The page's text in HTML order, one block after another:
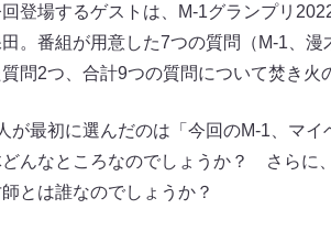
登場するゲストは、M-1グランプリ
。番組が用意した7つの質問（M-1、
問2つ、合計9つの質問について焚き火
が最初に選んだのは「今回のM-1、マ
んなところなのでしょうか？ さらに
とは誰なのでしょうか？